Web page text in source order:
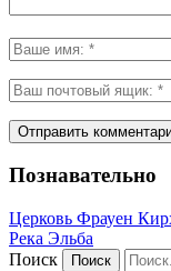
Познавательно
Церковь Фрауен
Река Эльба
Поиск